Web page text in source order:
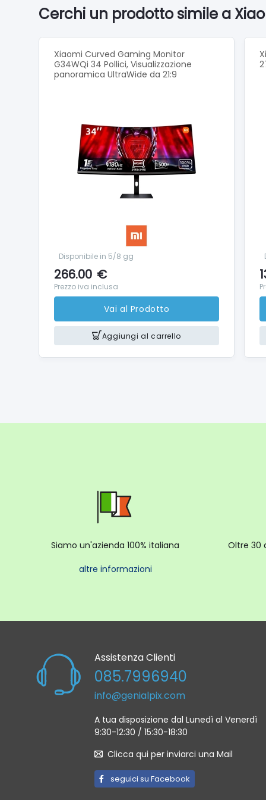
Lo
fluida.
La
Con
La
I vari
La
Low
Il
Con
Il
Xiaomi
È il
Nome
Cerchi un prodotto simile a
Xiaomi Curved Gaming Monitor
G34WQi 34 Pollici, Visualizzazione
panoramica UltraWide da 21:9
Disponibile in 5/8 gg
266.00 €
Prezzo iva inclusa
Vai al Prodotto
Aggiungi al carrello
Siamo un'azienda 100% italiana
altre informazioni
Oltre 30
Assistenza Clienti
085.7996940
info@genialpix.com
A tua disposizione dal Lunedì al Venerdì
9:30-12:30 / 15:30-18:30
Clicca qui per inviarci una Mail
seguici su Facebook